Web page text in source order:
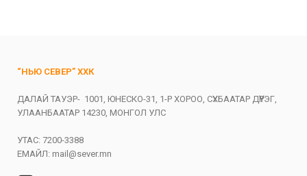
“НЬЮ СЕВЕР” ХХК
ДАЛАЙ ТАУЭР- 1001, ЮНЕСКО-31, 1-Р ХОРОО, СҮХБААТАР ДҮҮРЭГ,
УЛААНБААТАР 14230, МОНГОЛ УЛС
УТАС: 7200-3388
ЕМАЙЛ: mail@sever.mn